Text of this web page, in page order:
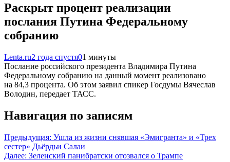
Раскрыт процент реализации
послания Путина Федеральному
собранию
Lenta.ru2 года спустя01 минуты
Послание российского президента Владимира Путина
Федеральному собранию на данный момент реализовано
на 84,3 процента. Об этом заявил спикер Госдумы Вячеслав
Володин, передает ТАСС.
Навигация по записям
Предыдущая: Ушла из жизни снявшая «Эмигранта» и «Трех
сестер» Дьёрдьи Салаи
Далее: Зеленский панибратски отозвался о Трампе